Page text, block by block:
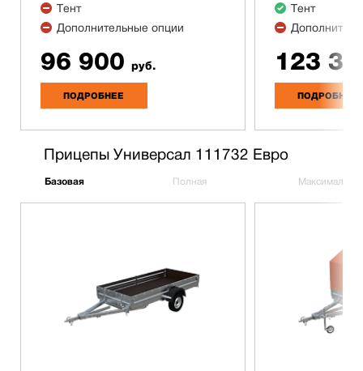
Тент
Дополнительные опции
96 900 руб.
ПОДРОБНЕЕ
Тент
123
ПОДРОБНЕЕ
Прицепы Универсал 111732 Евро
Базовая Полная Максимальная